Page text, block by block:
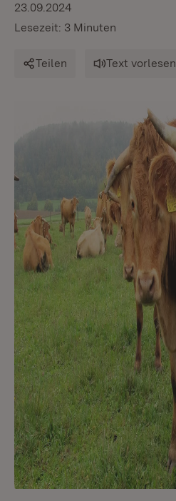
23.09.2024
Lesezeit: 3 Minuten
Teilen Text vorlesen